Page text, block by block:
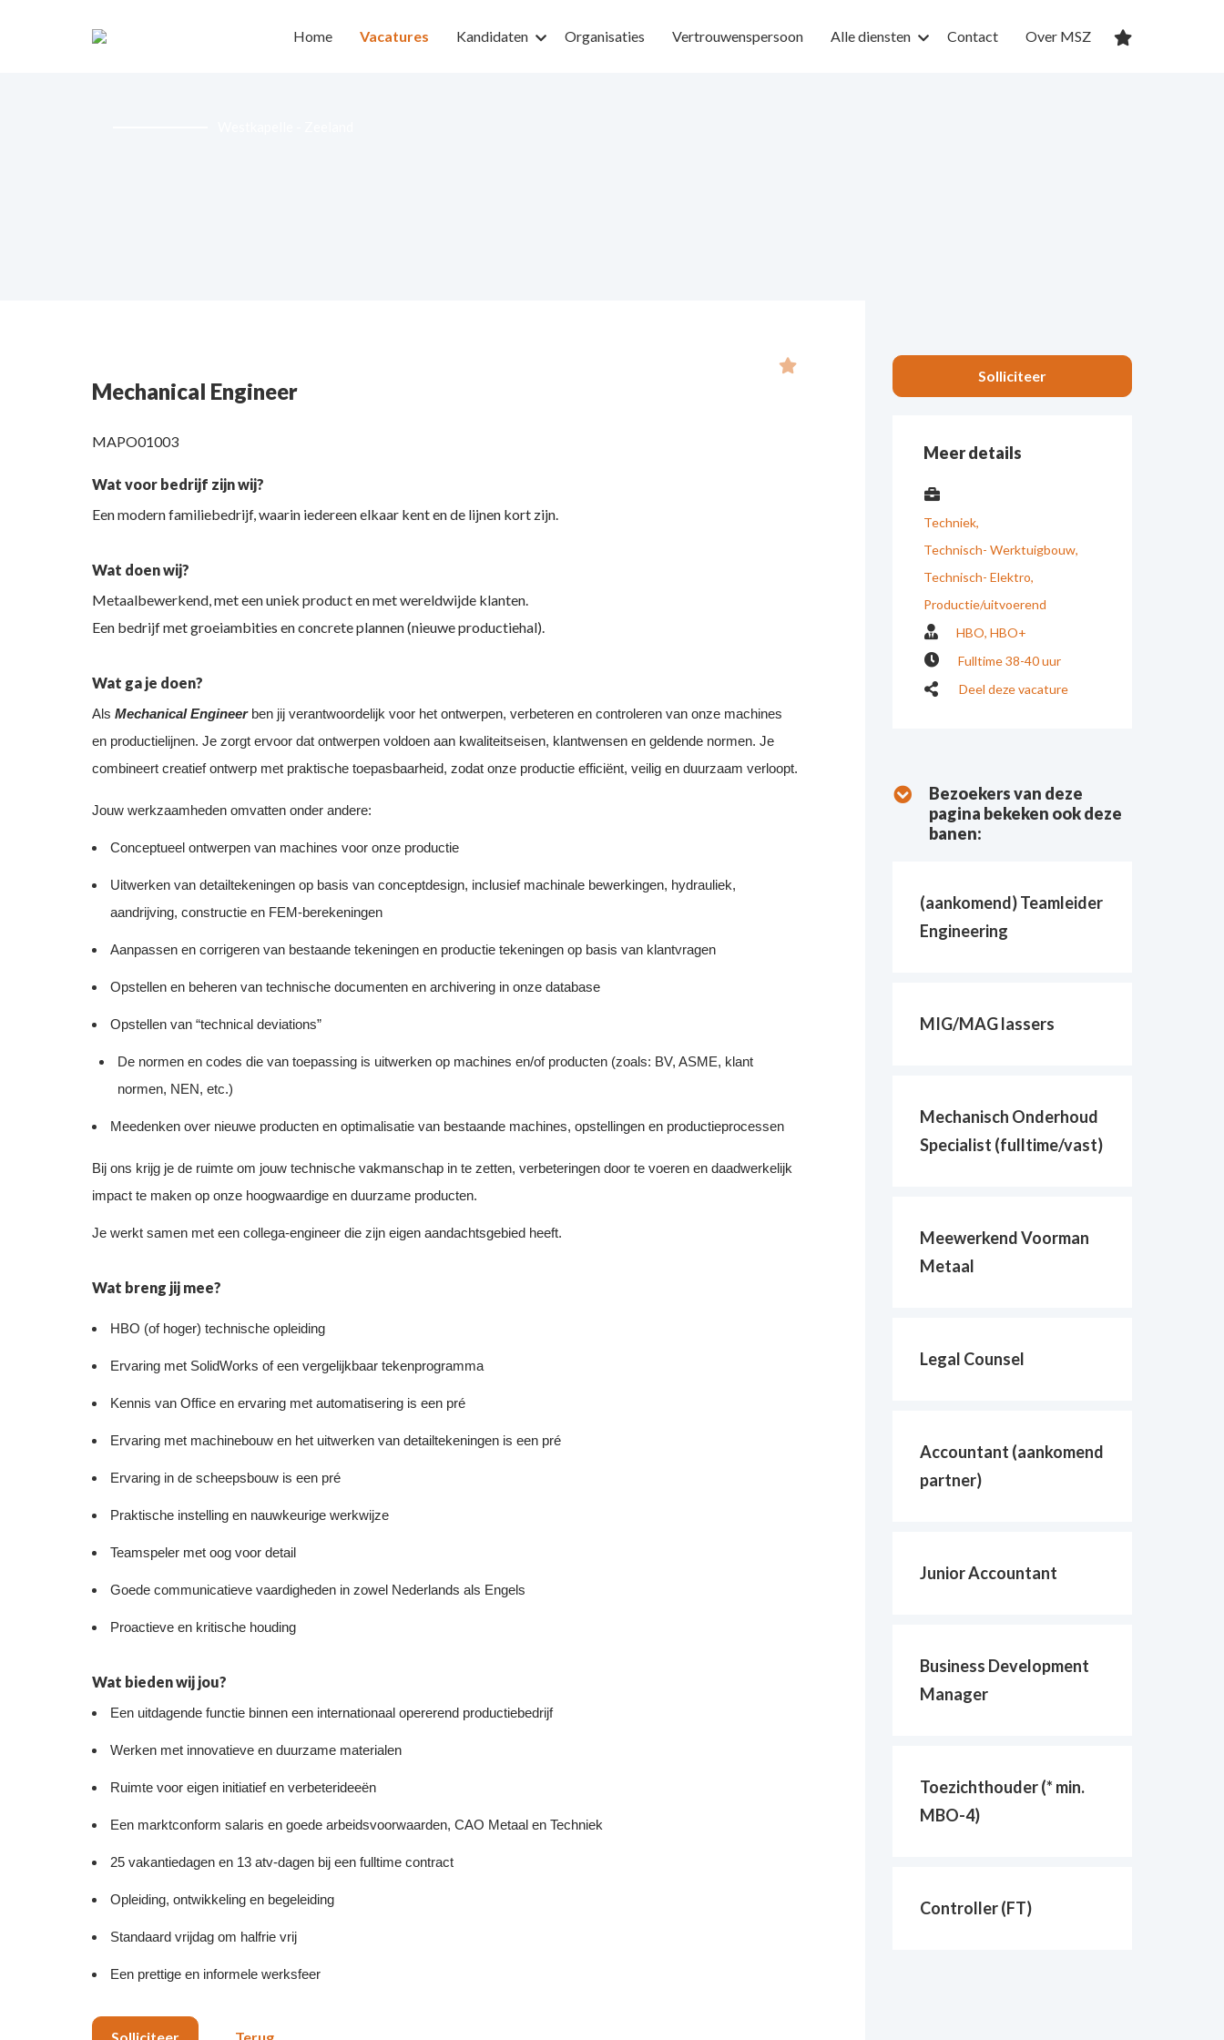
Home Vacatures Kandidaten Organisaties Vertrouwenspersoon Alle diensten Contact Over MSZ
Mechanical Engineer
MAPO01003
Wat voor bedrijf zijn wij?
Een modern familiebedrijf, waarin iedereen elkaar kent en de lijnen kort zijn.
Wat doen wij?
Metaalbewerkend, met een uniek product en met wereldwijde klanten.
Een bedrijf met groeiambities en concrete plannen (nieuwe productiehal).
Wat ga je doen?
Als Mechanical Engineer ben jij verantwoordelijk voor het ontwerpen, verbeteren en controleren van onze machines
en productielijnen. Je zorgt ervoor dat ontwerpen voldoen aan kwaliteitseisen, klantwensen en geldende normen. Je
combineert creatief ontwerp met praktische toepasbaarheid, zodat onze productie efficiënt, veilig en duurzaam verloopt.
Jouw werkzaamheden omvatten onder andere:
Conceptueel ontwerpen van machines voor onze productie
Uitwerken van detailtekeningen op basis van conceptdesign, inclusief machinale bewerkingen, hydrauliek,
aandrijving, constructie en FEM-berekeningen
Aanpassen en corrigeren van bestaande tekeningen en productie tekeningen op basis van klantvragen
Opstellen en beheren van technische documenten en archivering in onze database
Opstellen van “technical deviations”
De normen en codes die van toepassing is uitwerken op machines en/of producten (zoals: BV, ASME, klant
normen, NEN, etc.)
Meedenken over nieuwe producten en optimalisatie van bestaande machines, opstellingen en productieprocessen
Bij ons krijg je de ruimte om jouw technische vakmanschap in te zetten, verbeteringen door te voeren en daadwerkelijk
impact te maken op onze hoogwaardige en duurzame producten.
Je werkt samen met een collega-engineer die zijn eigen aandachtsgebied heeft.
Wat breng jij mee?
HBO (of hoger) technische opleiding
Ervaring met SolidWorks of een vergelijkbaar tekenprogramma
Kennis van Office en ervaring met automatisering is een pré
Ervaring met machinebouw en het uitwerken van detailtekeningen is een pré
Ervaring in de scheepsbouw is een pré
Praktische instelling en nauwkeurige werkwijze
Teamspeler met oog voor detail
Goede communicatieve vaardigheden in zowel Nederlands als Engels
Proactieve en kritische houding
Wat bieden wij jou?
Een uitdagende functie binnen een internationaal opererend productiebedrijf
Werken met innovatieve en duurzame materialen
Ruimte voor eigen initiatief en verbeterideeën
Een marktconform salaris en goede arbeidsvoorwaarden, CAO Metaal en Techniek
25 vakantiedagen en 13 atv-dagen bij een fulltime contract
Opleiding, ontwikkeling en begeleiding
Standaard vrijdag om halfrie vrij
Een prettige en informele werksfeer
Meer details
Techniek
Technisch- Werktuigbouw
Technisch- Elektro
Productie/uitvoerend
HBO HBO+
Fulltime 38-40 uur
Deel deze vacature
Bezoekers van deze
pagina bekeken ook deze
banen:
(aankomend) Teamleider
Engineering
MIG/MAG lassers
Mechanisch Onderhoud
Specialist (fulltime/vast)
Meewerkend Voorman
Metaal
Legal Counsel
Accountant (aankomend
partner)
Junior Accountant
Business Development
Manager
Toezichthouder (* min.
MBO-4)
Controller (FT)